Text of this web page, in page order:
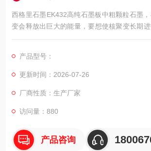
西格里石墨EK432高纯石墨板中粗颗粒石墨
变会释放出巨大的能量，要想使核聚变长期进
子体维持在一定的温度状态，石墨正是维持
优良特性确立了它在核工业领域中的地位。
产品型号：
更新时间：2026-07-26
厂商性质：生产厂家
访问量：880
产品咨询